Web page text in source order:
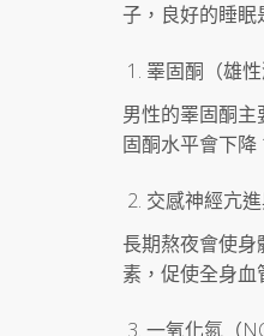
子，良好的睡眠
睪固酮（雄
男性的睪固酮
固酮水平會下降
交感神經亢
長期熬夜會使
素，促使全身
一氧化氮（